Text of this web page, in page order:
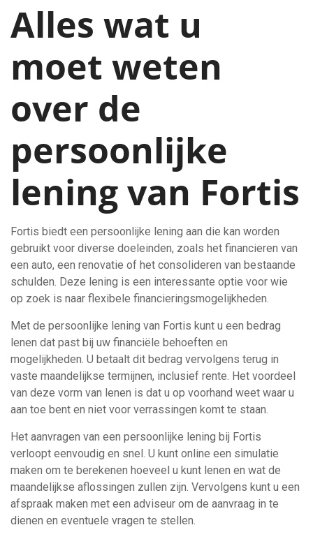
Alles wat u
moet weten
over de
persoonlijke
lening van Fortis
Fortis biedt een persoonlijke lening aan die kan worden
gebruikt voor diverse doeleinden, zoals het financieren van
een auto, een renovatie of het consolideren van bestaande
schulden. Deze lening is een interessante optie voor wie
op zoek is naar flexibele financieringsmogelijkheden.
Met de persoonlijke lening van Fortis kunt u een bedrag
lenen dat past bij uw financiële behoeften en
mogelijkheden. U betaalt dit bedrag vervolgens terug in
vaste maandelijkse termijnen, inclusief rente. Het voordeel
van deze vorm van lenen is dat u op voorhand weet waar u
aan toe bent en niet voor verrassingen komt te staan.
Het aanvragen van een persoonlijke lening bij Fortis
verloopt eenvoudig en snel. U kunt online een simulatie
maken om te berekenen hoeveel u kunt lenen en wat de
maandelijkse aflossingen zullen zijn. Vervolgens kunt u een
afspraak maken met een adviseur om de aanvraag in te
dienen en eventuele vragen te stellen.